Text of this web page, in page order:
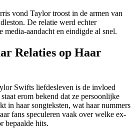
vond Taylor troost in de armen van
De relatie werd echter
media-aandacht en eindigde al snel.
Relaties op Haar
Swifts liefdesleven is de invloed
erom bekend dat ze persoonlijke
in haar songteksten, wat haar nummers
fans speculeren vaak over welke ex-
bepaalde hits.